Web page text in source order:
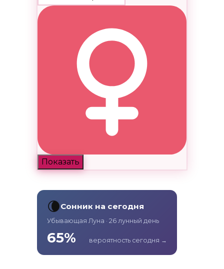
Показать
🌘Сонник на сегодня
Убывающая Луна · 26 лунный день
65% вероятность сегодня →